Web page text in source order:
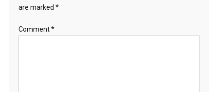
are marked *
Comment*